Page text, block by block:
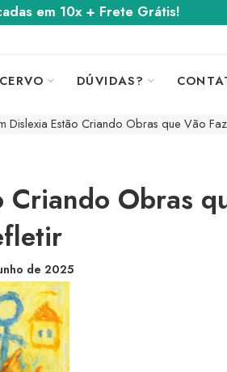
em 10x + Frete Grátis!
DÚVIDAS?
Dislexia Estão Criando Obras que Vão
Criando Obras
de 2025